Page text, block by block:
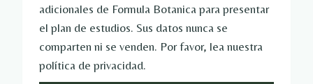
adicionales de Formula Botanica para presentar
el plan de estudios. Sus datos nunca se
comparten ni se venden. Por favor, lea nuestra
política de privacidad.